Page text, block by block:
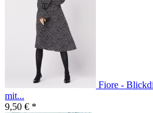
Fiore -
mit...
9,50 € *